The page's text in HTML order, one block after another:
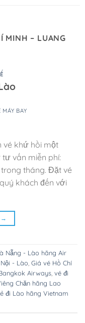
MINH – LUANG
MÁY BAY
vé khứ hồi một
vấn miễn phí:
tháng. Đặt vé
khách đến với
→
Nẵng - Lào hãng Air
- Lào Giá vé Hồ Chí
Airways vé đi
Chăn hãng Lao
đi Lào hãng Vietnam